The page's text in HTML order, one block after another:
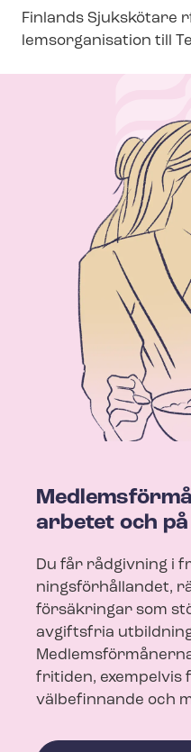
Finlands Sjukskötare
lems­or­ga­ni­sa­tion till
arbetet och
Du får rådgivning i
nings­för­hål­lan­det,
försäkringar som
avgiftsfria
fritiden, exempelvis
välbefinnande och